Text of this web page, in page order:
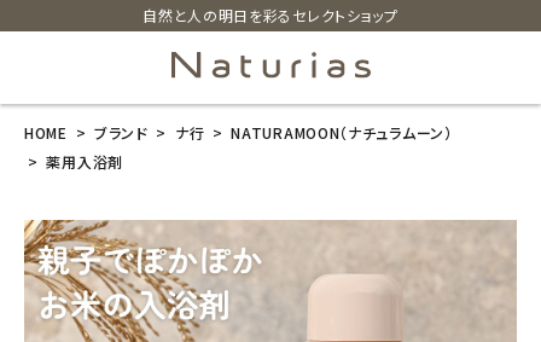
自然と人の明日を彩るセレクトショップ
ホーム
新商品
HOME ブランド ナ行
NATURAMOON（ナチュラムーン）
薬用入浴剤